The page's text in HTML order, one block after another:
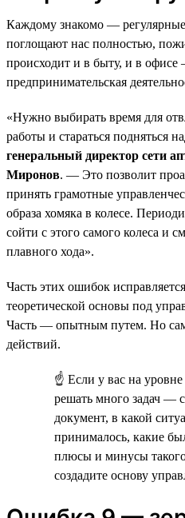
Каждому знакомо —
поглощают нас полностью,
происходит и в быту, и в
предпринимательская
«Нужно выбирать время для
работы и стараться подняться
генеральный директор сети
Миронов. — Это позволит
принять грамотные
образа хомяка в колесе.
сойти с этого самого колеса и
плавного хода».
Часть этих ошибок
теоретической основы под
Часть — опытным путем. Но
действий.
☝ Если у вас на уровне
решать много задач —
документ, в какой
принималось, какие
плюсы и минусы
создадите основу